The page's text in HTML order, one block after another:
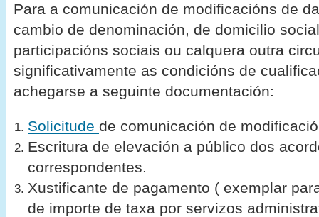
Para a comunicación de modificacións de
cambio de denominación, de domicilio
participacións sociais ou calquera outra
significativamente as condicións de
achegarse a seguinte documentación:
Solicitude de comunicación de
Escritura de elevación a público dos
correspondentes.
Xustificante de pagamento ( exemplar
de importe de taxa por servizos